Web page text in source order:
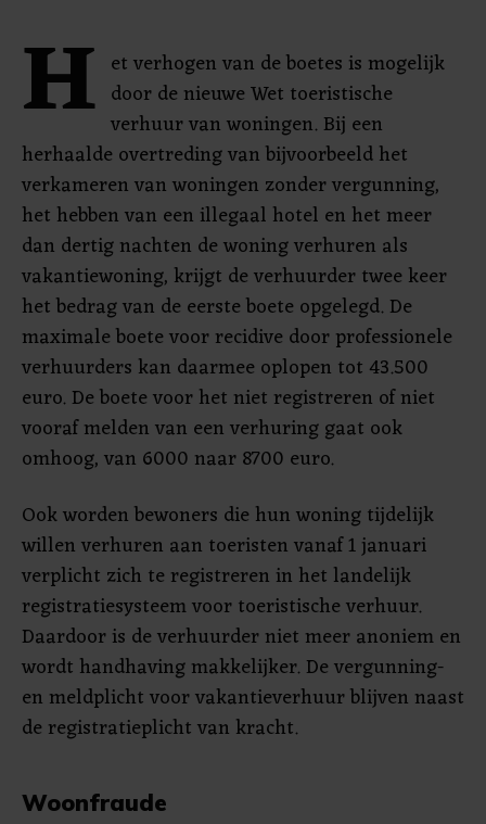
H et verhogen van de boetes is mogelijk
door de nieuwe Wet toeristische
verhuur van woningen. Bij een
herhaalde overtreding van bijvoorbeeld het
verkameren van woningen zonder vergunning,
het hebben van een illegaal hotel en het meer
dan dertig nachten de woning verhuren als
vakantiewoning, krijgt de verhuurder twee keer
het bedrag van de eerste boete opgelegd. De
maximale boete voor recidive door professionele
verhuurders kan daarmee oplopen tot 43.500
euro. De boete voor het niet registreren of niet
vooraf melden van een verhuring gaat ook
omhoog, van 6000 naar 8700 euro.
Ook worden bewoners die hun woning tijdelijk
willen verhuren aan toeristen vanaf 1 januari
verplicht zich te registreren in het landelijk
registratiesysteem voor toeristische verhuur.
Daardoor is de verhuurder niet meer anoniem en
wordt handhaving makkelijker. De vergunning-
en meldplicht voor vakantieverhuur blijven naast
de registratieplicht van kracht.
Woonfraude